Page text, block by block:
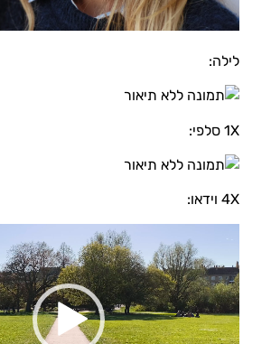
לילה:
1X סלפי:
4X וידאו: